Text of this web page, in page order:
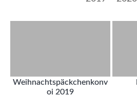
Weihnachtspäckchenkonv
oi 2019